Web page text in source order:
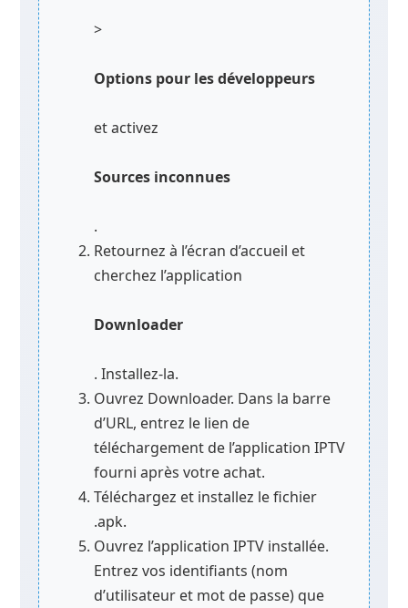
>
Options pour les développeurs
et activez
Sources inconnues
.
Retournez à l’écran d’accueil et
cherchez l’application
Downloader
. Installez-la.
Ouvrez Downloader. Dans la barre
d’URL, entrez le lien de
téléchargement de l’application IPTV
fourni après votre achat.
Téléchargez et installez le fichier
.apk.
Ouvrez l’application IPTV installée.
Entrez vos identifiants (nom
d’utilisateur et mot de passe) que